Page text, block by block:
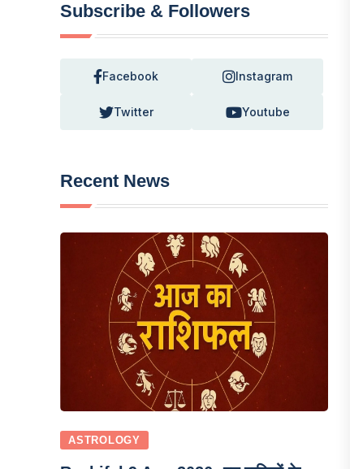
Subscribe & Followers
Facebook Instagram
Twitter Youtube
Recent News
ASTROLOGY